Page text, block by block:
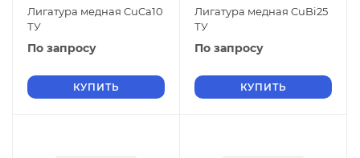
Лигатура медная CuCa10
ТУ
По запросу
КУПИТЬ
Лигатура медная CuBi25
ТУ
По запросу
КУПИТЬ